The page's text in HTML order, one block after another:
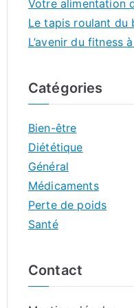
Votre alimentation
Le tapis roulant du
L’avenir du fitness
Catégories
Bien-être
Diététique
Général
Médicaments
Perte de poids
Santé
Contact